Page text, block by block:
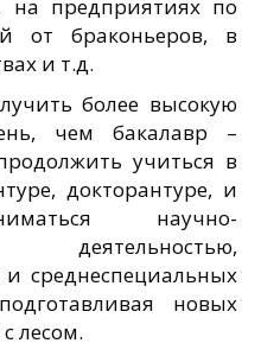
на предприятиях по
от браконьеров, в
и т.д.
более высокую
чем бакалавр –
учиться в
докторантуре, и
научно-
деятельностью,
среднеспециальных
новых
лесом.